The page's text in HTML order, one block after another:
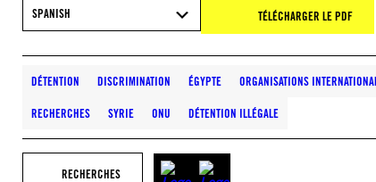
SPANISH TÉLÉCHARGER LE PDF
DÉTENTION DISCRIMINATION ÉGYPTE ORGANISATIONS
RECHERCHES SYRIE ONU DÉTENTION ILLÉGALE
RECHERCHES